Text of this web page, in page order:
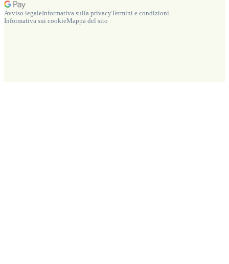
Avviso legaleInformativa sulla privacyTermini e condizioni
Informativa sui cookieMappa del sito